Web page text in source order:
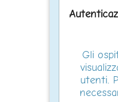
Gli
utenti.